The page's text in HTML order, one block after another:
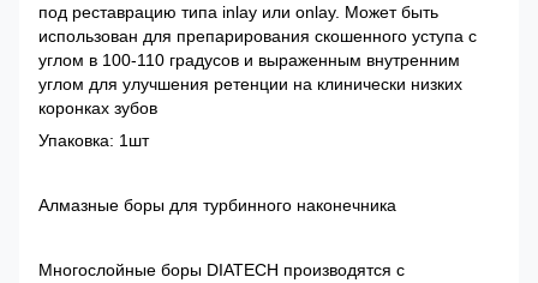
под реставрацию типа inlay или onlay. Может быть
использован для препарирования скошенного уступа с
углом в 100-110 градусов и выраженным внутренним
углом для улучшения ретенции на клинически низких
коронках зубов
Упаковка: 1шт
Алмазные боры для турбинного наконечника
Многослойные боры DIATECH производятся с